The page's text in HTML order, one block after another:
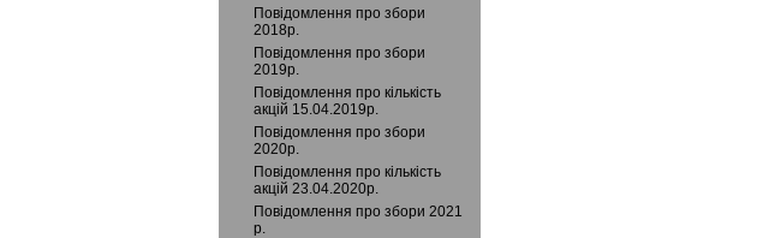
Повідомлення про збори
2018р.
Повідомлення про збори
2019р.
Повідомлення про кількість
акцій 15.04.2019р.
Повідомлення про збори
2020р.
Повідомлення про кількість
акцій 23.04.2020р.
Повідомлення про збори 2021
р.